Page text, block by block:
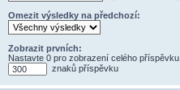
Omezit výsledky na předchozí:
Zobrazit prvních:
Nastavte 0 pro zobrazení celého příspěvku.
znaků příspěvku